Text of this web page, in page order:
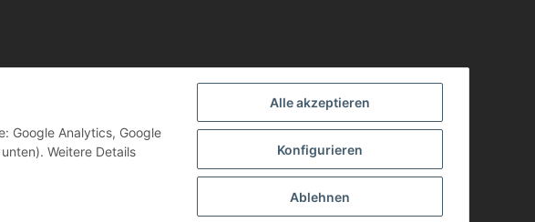
Google Analytics, Google
Weitere Details
Alle akzeptieren
Konfigurieren
Ablehnen